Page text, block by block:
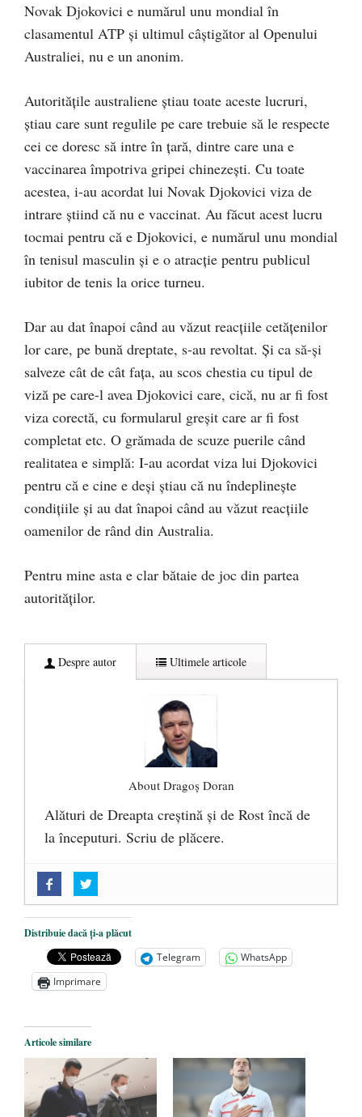
Novak Djokovici e numărul unu mondial în
clasamentul ATP și ultimul câștigător al Openului
Australiei, nu e un anonim.
Autoritățile australiene știau toate aceste lucruri,
știau care sunt regulile pe care trebuie să le respecte
cei ce doresc să intre în țară, dintre care una e
vaccinarea împotriva gripei chinezești. Cu toate
acestea, i-au acordat lui Novak Djokovici viza de
intrare știind că nu e vaccinat. Au făcut acest lucru
tocmai pentru că e Djokovici, e numărul unu mondial
în tenisul masculin și e o atracție pentru publicul
iubitor de tenis la orice turneu.
Dar au dat înapoi când au văzut reacțiile cetățenilor
lor care, pe bună dreptate, s-au revoltat. Și ca să-și
salveze cât de cât fața, au scos chestia cu tipul de
viză pe care-l avea Djokovici care, cică, nu ar fi fost
viza corectă, cu formularul greșit care ar fi fost
completat etc. O grămada de scuze puerile când
realitatea e simplă: I-au acordat viza lui Djokovici
pentru că e cine e deși știau că nu îndeplinește
condițiile și au dat înapoi când au văzut reacțiile
oamenilor de rând din Australia.
Pentru mine asta e clar bătaie de joc din partea
autorităților.
Despre autor Ultimele articole
About Dragoș Doran
Alături de Dreapta creștină și de Rost încă de
la începuturi. Scriu de plăcere.
„Acum nu e momentul”
O nouă autostradă distruge pădurea
amazoniană, pentru summitul climatic
COP30 - 14 martie 2025
Alegeri controlate
Distribuie dacă ți-a plăcut
Telegram
WhatsApp
Imprimare
Articole similare